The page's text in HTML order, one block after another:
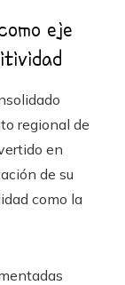
eje
regional de
en
de su
como la